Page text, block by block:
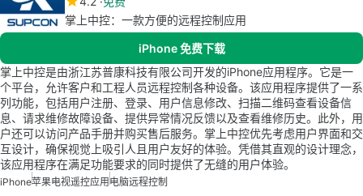
掌上中控：一款方便的远程控制应用
iPhone 免费下载
掌上中控是由浙江苏普康科技有限公司开发的iPhone应用程序。它是一
个平台，允许客户和工程人员远程控制各种设备。该应用程序提供了一系
列功能，包括用户注册、登录、用户信息修改、扫描二维码查看设备信
息、请求维修故障设备、提供异常情况反馈以及查看维修历史。此外，用
户还可以访问产品手册并购买售后服务。掌上中控优先考虑用户界面和交
互设计，确保视觉上吸引人且用户友好的体验。凭借其直观的设计理念，
该应用程序在满足功能要求的同时提供了无缝的用户体验。
iPhone苹果电视遥控应用电脑远程控制